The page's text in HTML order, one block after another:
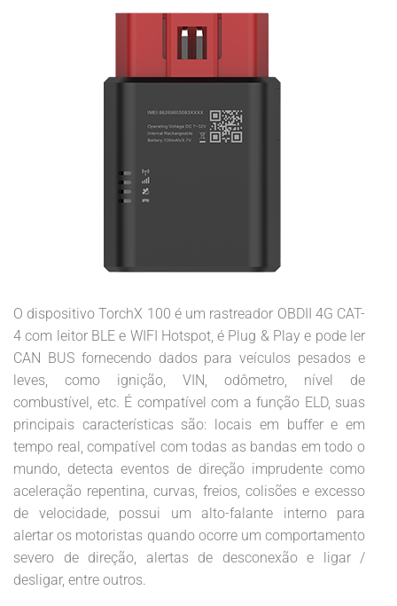
O dispositivo TorchX 100 é um rastreador OBDII 4G CAT-
4 com leitor BLE e WIFI Hotspot, é Plug & Play e pode ler
CAN BUS fornecendo dados para veículos pesados e
leves, como ignição, VIN, odômetro, nível de
combustível, etc. É compatível com a função ELD, suas
principais características são: locais em buffer e em
tempo real, compatível com todas as bandas em todo o
mundo, detecta eventos de direção imprudente como
aceleração repentina, curvas, freios, colisões e excesso
de velocidade, possui um alto-falante interno para
alertar os motoristas quando ocorre um comportamento
severo de direção, alertas de desconexão e ligar /
desligar, entre outros.